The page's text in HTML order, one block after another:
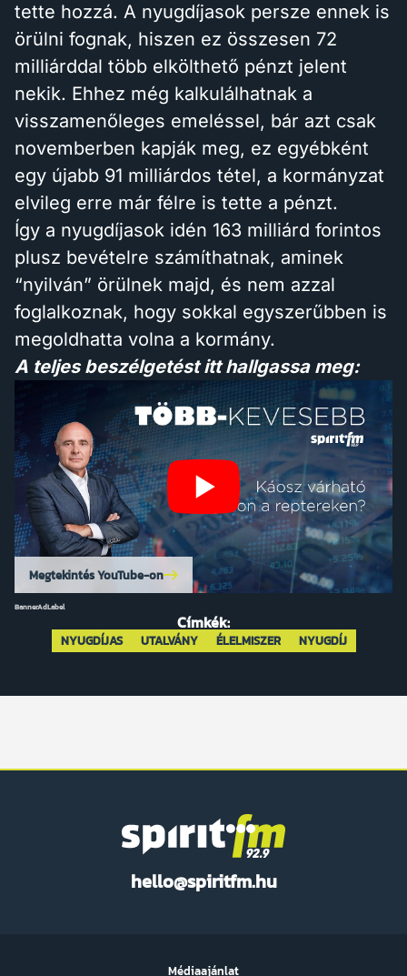
tette hozzá. A nyugdíjasok persze ennek is
örülni fognak, hiszen ez összesen 72
milliárddal több elkölthető pénzt jelent
nekik. Ehhez még kalkulálhatnak a
visszamenőleges emeléssel, bár azt csak
novemberben kapják meg, ez egyébként
egy újabb 91 milliárdos tétel, a kormányzat
elvileg erre már félre is tette a pénzt.
Így a nyugdíjasok idén 163 milliárd forintos
plusz bevételre számíthatnak, aminek
“nyilván” örülnek majd, és nem azzal
foglalkoznak, hogy sokkal egyszerűbben is
megoldhatta volna a kormány.
A teljes beszélgetést itt hallgassa meg:
Megtekintés YouTube-on
BannerAdLabel
Címkék:
NYUGDÍJAS UTALVÁNY ÉLELMISZER NYUGDÍJ
hello@spiritfm.hu
FM
Médiaajánlat